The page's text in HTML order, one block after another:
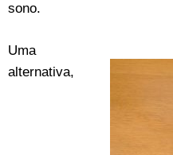
sono.
Uma
alternativa,